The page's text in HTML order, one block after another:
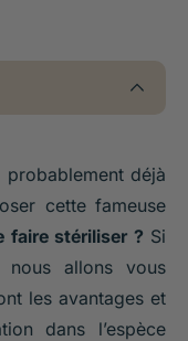
déjà
cette fameuse
faire stériliser ? Si
nous allons vous
les avantages et
dans l’espèce